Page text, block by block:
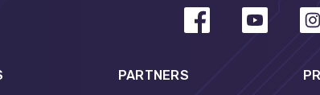
PARTNERS